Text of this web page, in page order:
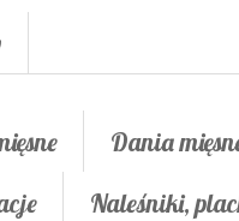
Dania
Naleśniki,